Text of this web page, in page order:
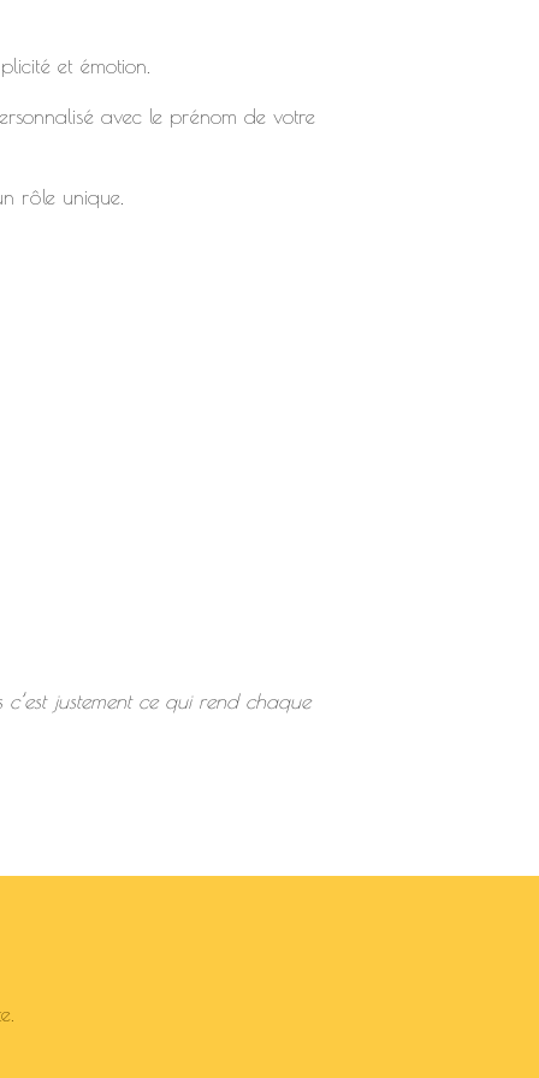
et émotion.
avec le prénom de votre
rôle unique.
justement ce qui rend chaque